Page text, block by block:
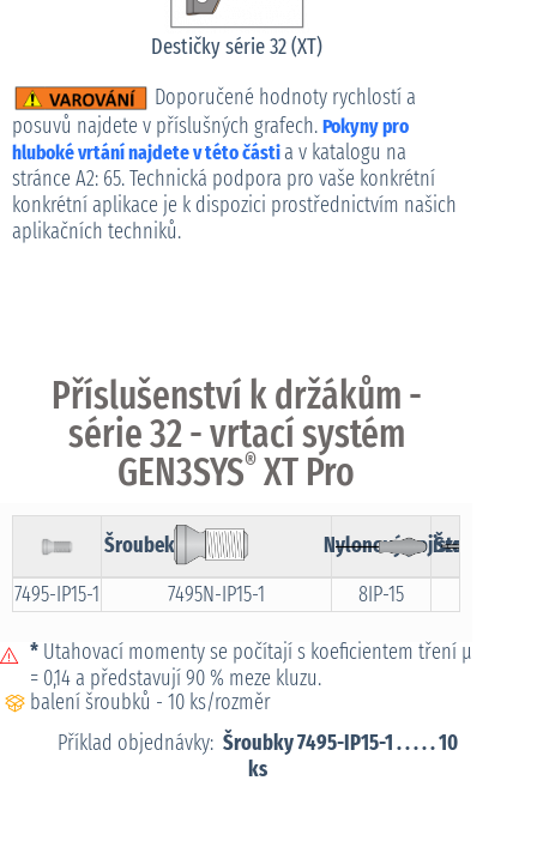
Destičky série 32 (XT)
Doporučené hodnoty rychlostí a
posuvů najdete v příslušných grafech.Pokyny pro
hluboké vrtání najdete v této částia v katalogu na
stránce A2: 65. Technická podpora pro vaše konkrétní
konkrétní aplikace je k dispozici prostřednictvím našich
aplikačních techniků.
Příslušenství k držákům -
série 32 - vrtací systém
GEN3SYS® XT Pro
Šroubek Nylonový pojistnýŠroubovák
7495-IP15-1
7495N-IP15-1 8IP-15
* Utahovací momenty se počítají s koeficientem tření μ
= 0,14 a představují 90 % meze kluzu.
balení šroubků - 10 ks/rozměr
Příklad objednávky: Šroubky 7495-IP15-1 . . . . . 10
ks